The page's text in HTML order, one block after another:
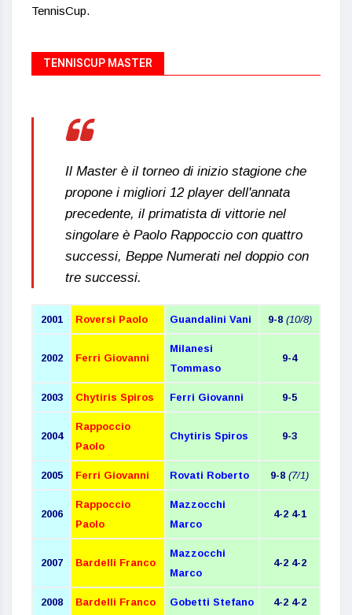
TennisCup.
TENNISCUP MASTER
Il Master è il torneo di inizio stagione che
propone i migliori 12 player dell'annata
precedente, il primatista di vittorie nel
singolare è Paolo Rappoccio con quattro
successi, Beppe Numerati nel doppio con
tre successi.
2001 Roversi Paolo Guandalini Vani 9-8 (10/8)
2002 Ferri Giovanni
Milanesi
Tommaso
9-4
2003 Chytiris Spiros Ferri Giovanni 9-5
2004
Rappoccio
Paolo
Chytiris Spiros 9-3
2005 Ferri Giovanni Rovati Roberto 9-8 (7/1)
2006
Rappoccio
Paolo
Mazzocchi
Marco
4-2 4-1
2007 Bardelli Franco
Mazzocchi
Marco
4-2 4-2
2008 Bardelli Franco Gobetti Stefano 4-2 4-2